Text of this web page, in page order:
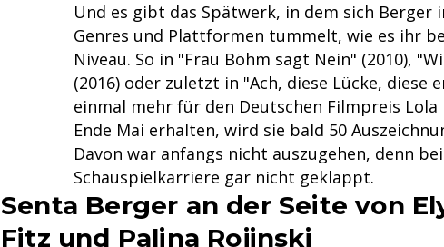
Und es gibt das Spätwerk, in dem sich Berger
Genres und Plattformen tummelt, wie es ihr
Niveau. So in "Frau Böhm sagt Nein" (2010),
(2016) oder zuletzt in "Ach, diese Lücke, diese
einmal mehr für den Deutschen Filmpreis
Ende Mai erhalten, wird sie bald 50
Davon war anfangs nicht auszugehen, denn
Schauspielkarriere gar nicht geklappt.
Senta Berger an der Seite von
Fitz und Palina Rojinski